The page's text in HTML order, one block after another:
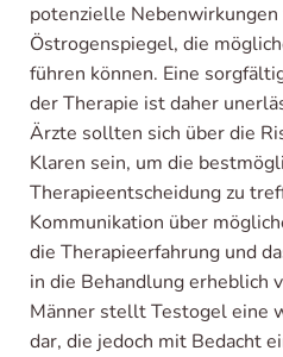
potenzielle
Östrogenspiegel, die
führen können. Eine
der Therapie ist daher
Ärzte sollten sich über die
Klaren sein, um die
Therapieentscheidung zu
Kommunikation über
die Therapieerfahrung und
in die Behandlung erheblich
Männer stellt Testogel eine
dar, die jedoch mit Bedacht